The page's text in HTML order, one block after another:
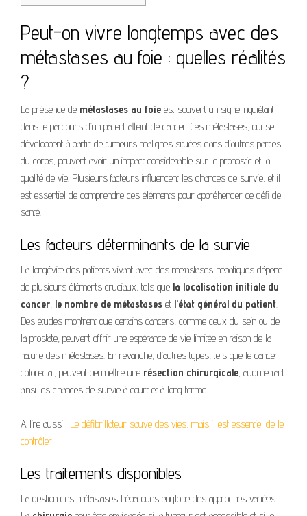
Peut-on vivre longtemps avec des
métastases au foie : quelles réalités
?
La présence de métastases au foie est souvent un signe inquiétant
dans le parcours d’un patient atteint de cancer. Ces métastases, qui se
développent à partir de tumeurs malignes situées dans d’autres parties
du corps, peuvent avoir un impact considérable sur le pronostic et la
qualité de vie. Plusieurs facteurs influencent les chances de survie, et il
est essentiel de comprendre ces éléments pour appréhender ce défi de
santé.
Les facteurs déterminants de la survie
La longévité des patients vivant avec des métastases hépatiques dépend
de plusieurs éléments cruciaux, tels que la localisation initiale du
cancer, le nombre de métastases et l’état général du patient.
Des études montrent que certains cancers, comme ceux du sein ou de
la prostate, peuvent offrir une espérance de vie limitée en raison de la
nature des métastases. En revanche, d’autres types, tels que le cancer
colorectal, peuvent permettre une résection chirurgicale, augmentant
ainsi les chances de survie à court et à long terme.
A lire aussi : Le défibrillateur sauve des vies, mais il est essentiel de le
contrôler
Les traitements disponibles
La gestion des métastases hépatiques englobe des approches variées.